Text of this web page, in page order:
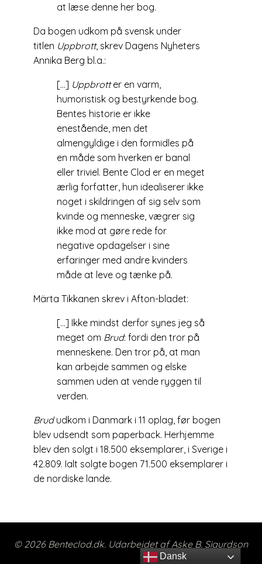
at læse denne her bog.
Da bogen udkom på svensk under
titlen Uppbrott, skrev Dagens Nyheters
Annika Berg bl.a.:
[…] Uppbrotter en varm,
humoristisk og bestyrkende bog.
Bentes historie er ikke
enestående, men det
almengyldige i den formidles på
en måde som hverken er banal
eller triviel. Bente Clod er en meget
ærlig forfatter, hun idealiserer ikke
noget i skildringen af sig selv som
kvinde og menneske, vægrer sig
ikke mod at gøre rede for
negative opdagelser i sine
erfaringer med andre kvinders
måde at leve og tænke på.
Märta Tikkanen skrev i Afton-bladet:
[…] Ikke mindst derfor synes jeg så
meget om Brud: fordi den tror på
menneskene. Den tror på, at man
kan arbejde sammen og elske
sammen uden at vende ryggen til
verden.
Brududkom i Danmark i 11 oplag, før bogen
blev udsendt som paperback. Herhjemme
blev den solgt i 18.500 eksemplarer, i Sverige i
42.809. Ialt solgte bogen 71.500 eksemplarer i
de nordiske lande.
© 2026 Benteclod.dk. Udarbejdet af Aske B. Sigurdson
Dansk